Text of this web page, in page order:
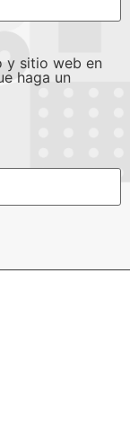
y sitio web en
haga un